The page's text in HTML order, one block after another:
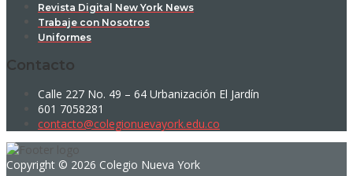
Revista Digital New York News
Trabaje con Nosotros
Uniformes
Contacto
Calle 227 No. 49 – 64 Urbanización El Jardín
601 7058281
contacto@colegionuevayork.edu.co
Copyright © 2026 Colegio Nueva York